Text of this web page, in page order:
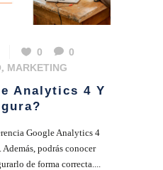
0
0
, MARKETING
Analytics 4 Y
Google Analytics 4
podrás conocer
de forma correcta....